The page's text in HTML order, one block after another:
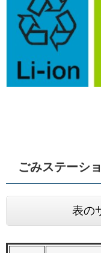
ごみステーシ
表の